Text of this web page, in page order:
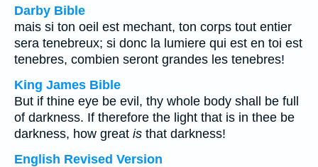
Darby Bible
mais si ton oeil est mechant, ton corps tout entier
sera tenebreux; si donc la lumiere qui est en toi est
tenebres, combien seront grandes les tenebres!
King James Bible
But if thine eye be evil, thy whole body shall be full
of darkness. If therefore the light that is in thee be
darkness, how great is that darkness!
English Revised Version